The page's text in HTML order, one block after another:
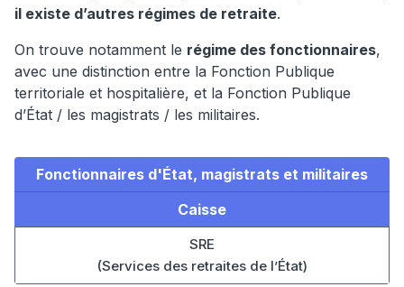
il existe d’autres régimes de retraite.
On trouve notamment le régime des fonctionnaires,
avec une distinction entre la Fonction Publique
territoriale et hospitalière, et la Fonction Publique
d’État / les magistrats / les militaires.
Fonctionnaires d'État, magistrats et militaires
Caisse
SRE
(Services des retraites de l’État)